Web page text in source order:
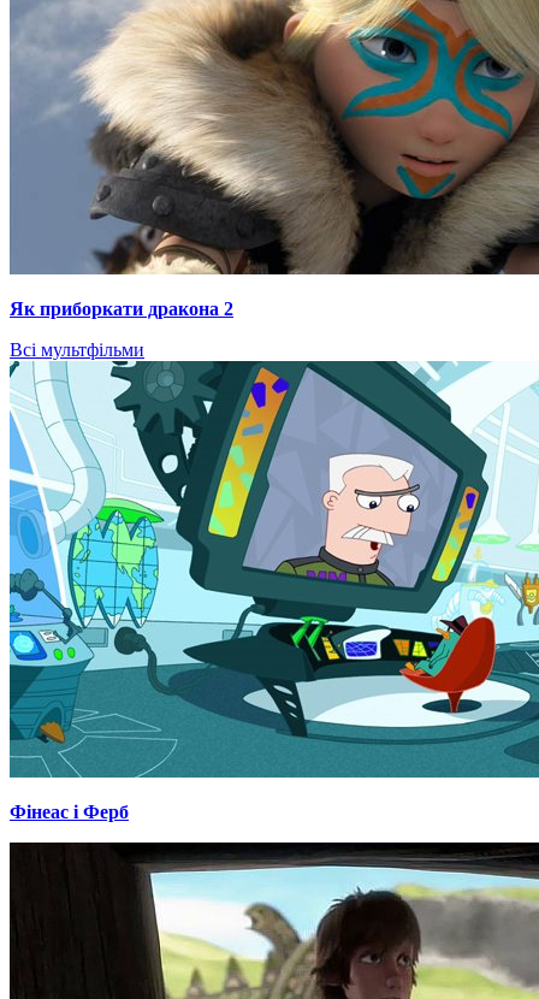
Як приборкати дракона 2
Всі мультфільми
Фінеас і Ферб